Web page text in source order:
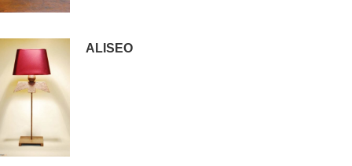
ALISEO